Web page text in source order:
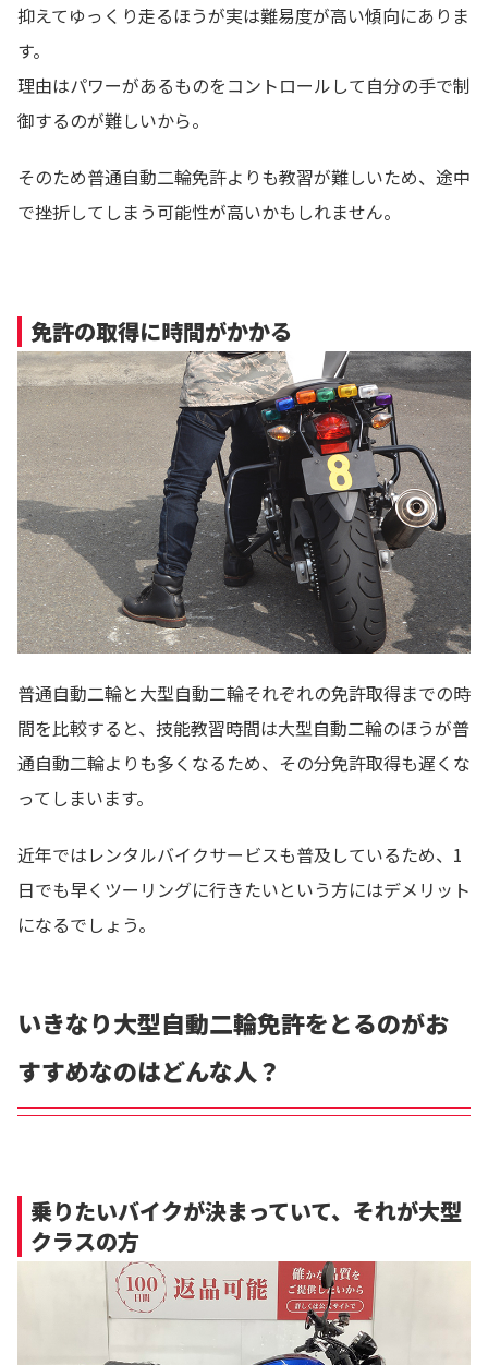
抑えてゆっくり走るほうが実は難易度が高い傾向にありま
す。
理由はパワーがあるものをコントロールして自分の手で制
御するのが難しいから。
そのため普通自動二輪免許よりも教習が難しいため、途中
で挫折してしまう可能性が高いかもしれません。
免許の取得に時間がかかる
普通自動二輪と大型自動二輪それぞれの免許取得までの時
間を比較すると、技能教習時間は大型自動二輪のほうが普
通自動二輪よりも多くなるため、その分免許取得も遅くな
ってしまいます。
近年ではレンタルバイクサービスも普及しているため、1
日でも早くツーリングに行きたいという方にはデメリット
になるでしょう。
いきなり大型自動二輪免許をとるのがお
すすめなのはどんな人？
乗りたいバイクが決まっていて、それが大型
クラスの方